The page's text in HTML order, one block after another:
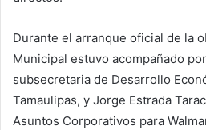
Durante el arranque oficial de la
Municipal estuvo acompañado
subsecretaria de Desarrollo
Tamaulipas, y Jorge Estrada
Asuntos Corporativos para